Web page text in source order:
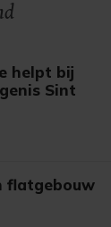
helpt bij
Sint
flatgebouw